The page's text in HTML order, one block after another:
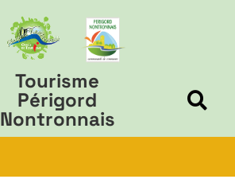
Tourisme
Périgord
Nontronnais